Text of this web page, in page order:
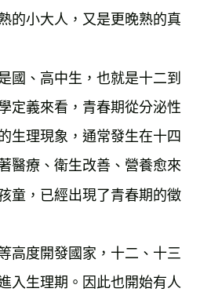
的小大人，又是更晚熟的真
國、高中生，也就是十二到
定義來看，青春期從分泌性
生理現象，通常發生在十四
醫療、衛生改善、營養愈來
童，已經出現了青春期的徵
高度開發國家，十二、十三
入生理期。因此也開始有人